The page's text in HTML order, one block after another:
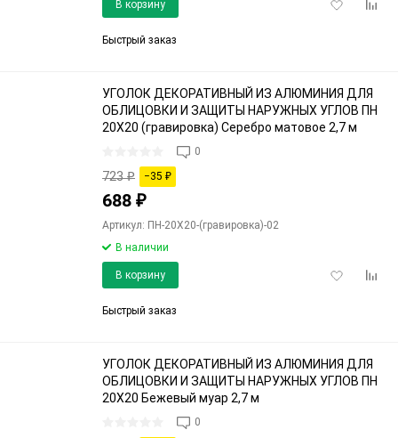
В корзину
Быстрый заказ
УГОЛОК ДЕКОРАТИВНЫЙ ИЗ АЛЮМИНИЯ ДЛЯ
ОБЛИЦОВКИ И ЗАЩИТЫ НАРУЖНЫХ УГЛОВ ПН
20Х20 (гравировка) Серебро матовое 2,7 м
0
723₽ −35 ₽
688 ₽
Артикул: ПН-20Х20-(гравировка)-02
В наличии
Добавить
В корзину
Быстрый заказ
УГОЛОК ДЕКОРАТИВНЫЙ ИЗ АЛЮМИНИЯ ДЛЯ
ОБЛИЦОВКИ И ЗАЩИТЫ НАРУЖНЫХ УГЛОВ ПН
20Х20 Бежевый муар 2,7 м
0